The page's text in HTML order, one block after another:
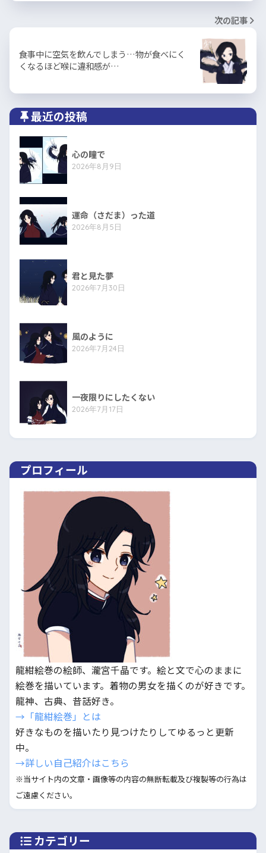
次の記事
食事中に空気を飲んでしまう…物が食べにく
くなるほど喉に違和感が…
最近の投稿
心の瞳で
2026年8月9日
運命（さだま）った道
2026年8月5日
君と見た夢
2026年7月30日
風のように
2026年7月24日
一夜限りにしたくない
2026年7月17日
プロフィール
龍紺絵巻の絵師、瀧宮千晶です。絵と文で心のままに
絵巻を描いています。着物の男女を描くのが好きです。
龍神、古典、昔話好き。
→「龍紺絵巻」とは
好きなものを描いたり見つけたりしてゆるっと更新
中。
→詳しい自己紹介はこちら
※当サイト内の文章・画像等の内容の無断転載及び複製等の行為は
ご遠慮ください。
カテゴリー